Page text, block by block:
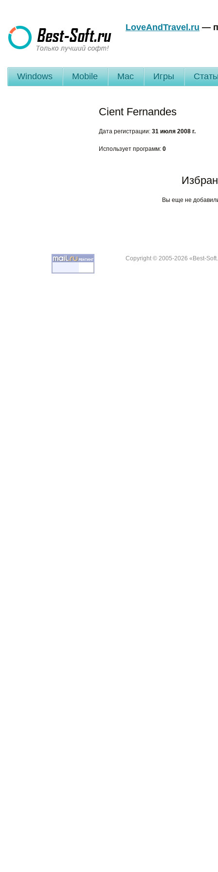
LoveAndTravel.ru —
Windows Mobile Mac Игры
Cient Fernandes
Дата регистрации: 31 июля 2008 г.
Использует программ: 0
Вы еще не
Copyright © 2005-2026 «Best-